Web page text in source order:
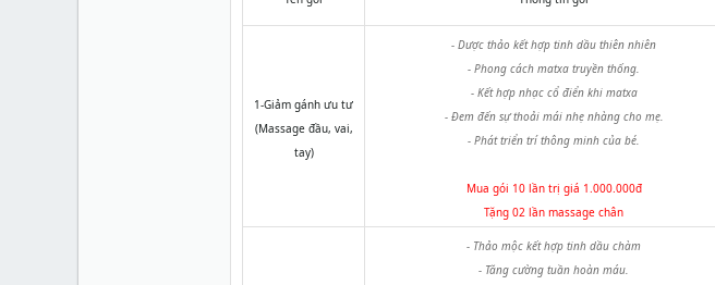
1-Giảm gánh ưu tư
(Massage đầu, vai,
tay)
- Dược thảo kết hợp tinh dầu thiên nhiên
- Phong cách matxa truyền thống.
- Kết hợp nhạc cổ điển khi matxa
- Đem đến sự thoải mái nhẹ nhàng cho mẹ.
- Phát triển trí thông minh của bé.
Mua gói 10 lần trị giá 1.000.000đ
Tặng 02 lần massage chân
- Thảo mộc kết hợp tinh dầu chàm
- Tăng cường tuần hoàn máu.